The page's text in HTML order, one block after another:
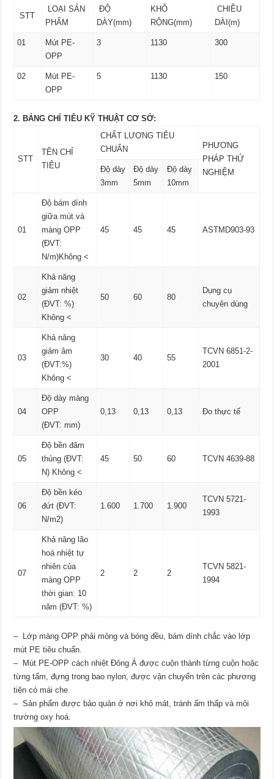
STT
LOẠI SẢN
PHẨM
ĐỘ
DÀY(mm)
KHỔ
RỘNG(mm)
CHIỀU
DÀI(m)
01
Mút PE-
OPP
3 1130 300
02
Mút PE-
OPP
5 1130 150
2. BẢNG CHỈ TIÊU KỸ THUẬT CƠ SỞ:
STT
TÊN CHỈ
TIÊU
CHẤT LƯỢNG TIÊU
CHUẨN
PHƯƠNG
PHÁP THỬ
NGHIỆM
Độ dày
3mm
Độ dày
5mm
Độ dày
10mm
01
Độ bám dính
giữa mút và
màng OPP
(ĐVT:
N/m)Không <
45 45 45 ASTMD903-93
02
Khả năng
giảm nhiệt
(ĐVT: %)
Không <
50 60 80
Dụng cụ
chuyên dùng
03
Khả năng
giảm âm
(ĐVT:%)
Không <
30 40 55
TCVN 6851-2-
2001
04
Độ dày màng
OPP
(ĐVT: mm)
0,13 0,13 0,13 Đo thực tế
05
Độ bền đâm
thủng (ĐVT:
N) Không <
45 50 60 TCVN 4639-88
06
Độ bền kéo
đứt (ĐVT:
N/m2)
1.600 1.700 1.900
TCVN 5721-
1993
07
Khả năng lão
hoá nhiệt tự
nhiên của
màng OPP
thời gian: 10
năm (ĐVT: %)
2 2 2
TCVN 5821-
1994
– Lớp màng OPP phải mỏng và bóng đều, bám dính chắc vào lớp
mút PE tiêu chuẩn.
– Mút PE-OPP cách nhiệt Đông Á được cuộn thành từng cuộn hoặc
từng tấm, đựng trong bao nylon, được vận chuyển trên các phương
tiện có mái che.
– Sản phẩm được bảo quản ở nơi khô mát, tránh ẩm thấp và môi
trường oxy hoá.